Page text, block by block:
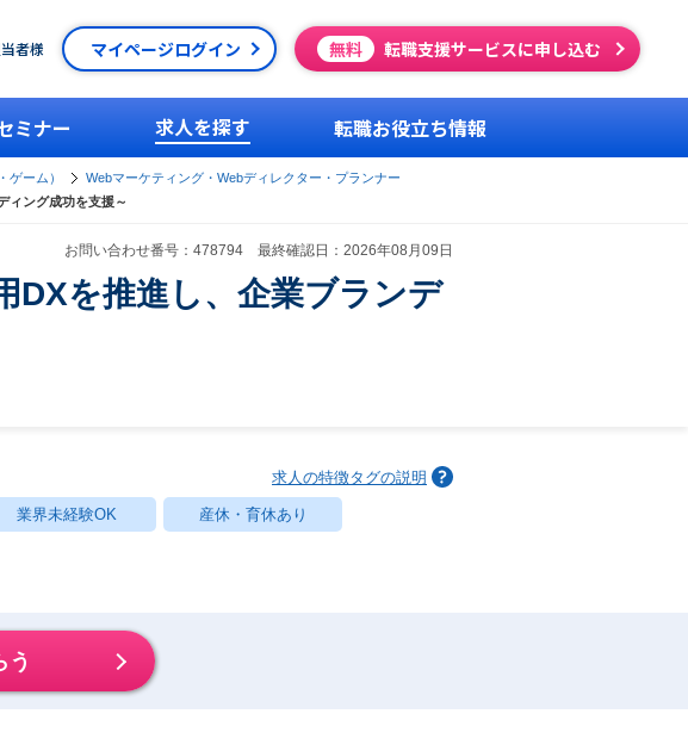
者様 マイページログイン 無料 転職支援サービスに申し込む
ミナー 求人を探す 転職お役立ち情報
ゲーム）
Webマーケティング・Webディレクター・プランナー
ィング成功を支援～
お問い合わせ番号：478794 最終確認日：2026年08月09日
DXを推進し、企業ブランデ
求人の特徴タグの説明
業界未経験OK 産休・育休あり
う